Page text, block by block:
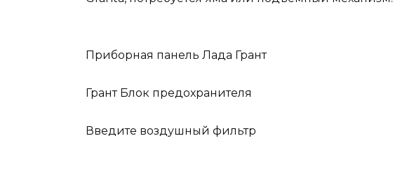
Приборная панель Лада Грант
Грант Блок предохранителя
Введите воздушный фильтр